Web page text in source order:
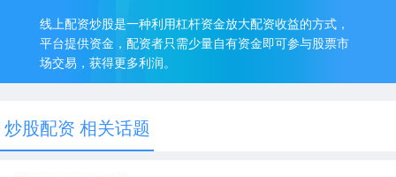
线上配资炒股是一种利用杠杆资金放大配资收益的方式，
平台提供资金，配资者只需少量自有资金即可参与股票市
场交易，获得更多利润。
炒股配资 相关话题